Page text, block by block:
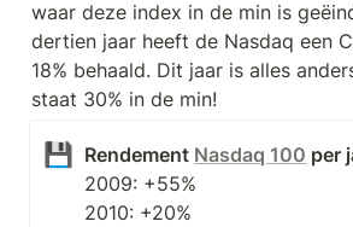
waar deze index in de min is
dertien jaar heeft de Nasdaq een
18% behaald. Dit jaar is alles
staat 30% in de min!
💾 Rendement Nasdaq 100
2009: +55%
2010: +20%